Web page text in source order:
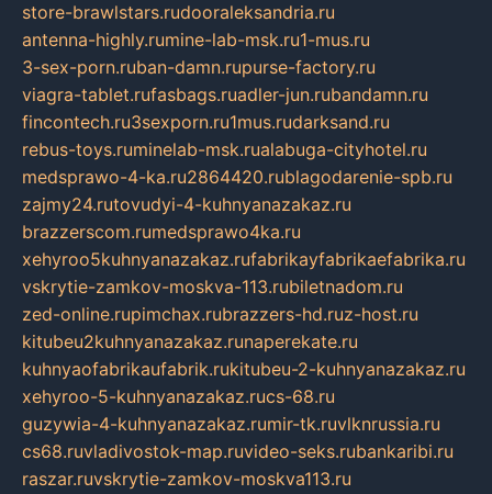
store-brawlstars.rudooraleksandria.ru
antenna-highly.rumine-lab-msk.ru1-mus.ru
3-sex-porn.ruban-damn.rupurse-factory.ru
viagra-tablet.rufasbags.ruadler-jun.rubandamn.ru
fincontech.ru3sexporn.ru1mus.rudarksand.ru
rebus-toys.ruminelab-msk.rualabuga-cityhotel.ru
medsprawo-4-ka.ru2864420.rublagodarenie-spb.ru
zajmy24.rutovudyi-4-kuhnyanazakaz.ru
brazzerscom.rumedsprawo4ka.ru
xehyroo5kuhnyanazakaz.rufabrikayfabrikaefabrika.ru
vskrytie-zamkov-moskva-113.rubiletnadom.ru
zed-online.rupimchax.rubrazzers-hd.ruz-host.ru
kitubeu2kuhnyanazakaz.runaperekate.ru
kuhnyaofabrikaufabrik.rukitubeu-2-kuhnyanazakaz.ru
xehyroo-5-kuhnyanazakaz.rucs-68.ru
guzywia-4-kuhnyanazakaz.rumir-tk.ruvlknrussia.ru
cs68.ruvladivostok-map.ruvideo-seks.rubankaribi.ru
raszar.ruvskrytie-zamkov-moskva113.ru